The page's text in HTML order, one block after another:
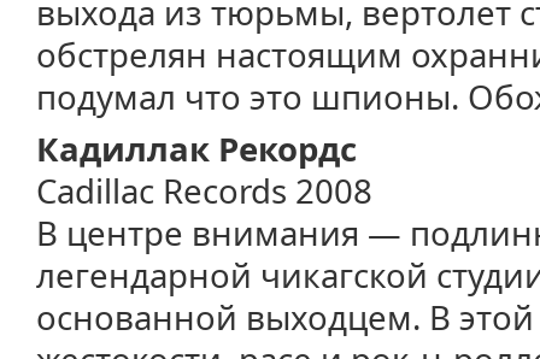
выхода из тюрьмы, вертолет
обстрелян настоящим
подумал что это шпионы.
Кадиллак Рекордс
Cadillac Records 2008
В центре внимания —
легендарной чикагской
основанной выходцем. В этой